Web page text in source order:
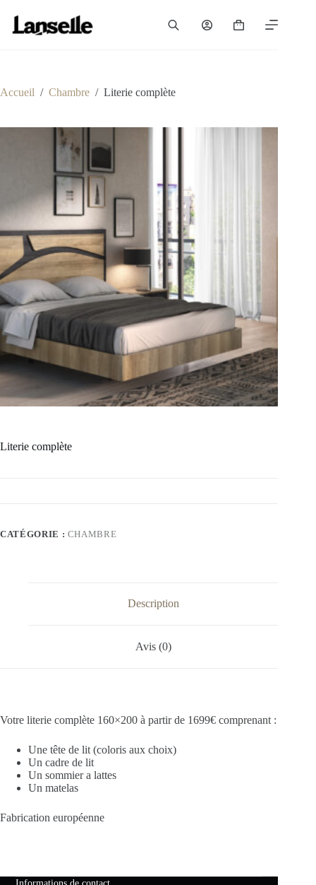
contenu
Panier
Accueil / Chambre / Literie complète
Literie complète
CATÉGORIE : CHAMBRE
Description
Avis (0)
Votre literie complète 160×200 à partir de 1699€ comprenant :
Une tête de lit (coloris aux choix)
Un cadre de lit
Un sommier a lattes
Un matelas
Fabrication européenne